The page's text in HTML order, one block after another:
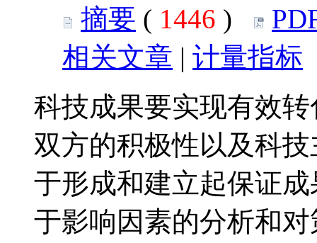
摘要 ( 1446 )
相关文章 | 计量指标
科技成果要实现有效
双方的积极性以及科
于形成和建立起保证
于影响因素的分析和